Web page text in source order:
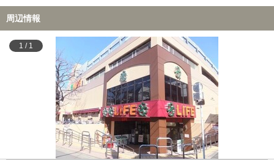
周辺情報
1 / 1